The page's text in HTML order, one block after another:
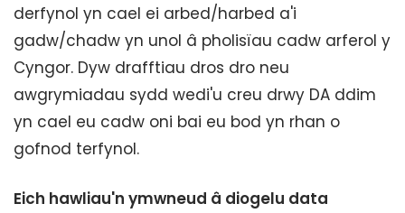
derfynol yn cael ei arbed/harbed a'i
gadw/chadw yn unol â pholisïau cadw arferol y
Cyngor. Dyw drafftiau dros dro neu
awgrymiadau sydd wedi'u creu drwy DA ddim
yn cael eu cadw oni bai eu bod yn rhan o
gofnod terfynol.
Eich hawliau'n ymwneud â diogelu data